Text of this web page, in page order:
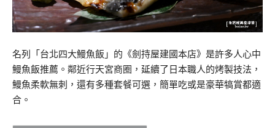
名列「台北四大鰻魚飯」的《劍持屋建國本店》是許多人心中
鰻魚飯推薦。鄰近行天宮商圈，延續了日本職人的烤製技法，
鰻魚柔軟無刺，還有多種套餐可選，簡單吃或是豪華犒賞都適
合。